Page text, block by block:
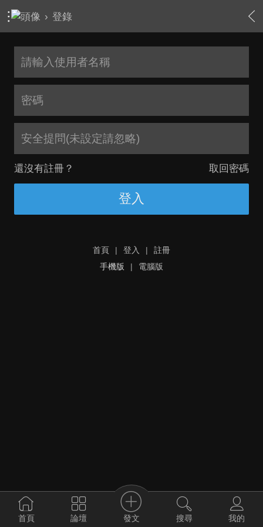
› 登錄
安全提問(未設定請忽略)
還沒有註冊？ 取回密碼
登入
首頁 | 登入 |
註冊
手機版
| 電腦版
首頁 論壇 發文 搜尋 我的